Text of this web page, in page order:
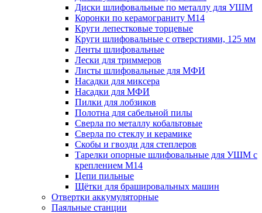
Диски шлифовальные по металлу для УШМ
Коронки по керамограниту M14
Круги лепестковые торцевые
Круги шлифовальные с отверстиями, 125 мм
Ленты шлифовальные
Лески для триммеров
Листы шлифовальные для МФИ
Насадки для миксера
Насадки для МФИ
Пилки для лобзиков
Полотна для сабельной пилы
Сверла по металлу кобальтовые
Сверла по стеклу и керамике
Скобы и гвозди для степлеров
Тарелки опорные шлифовальные для УШМ с
креплением М14
Цепи пильные
Щётки для брашировальных машин
Отвертки аккумуляторные
Паяльные станции